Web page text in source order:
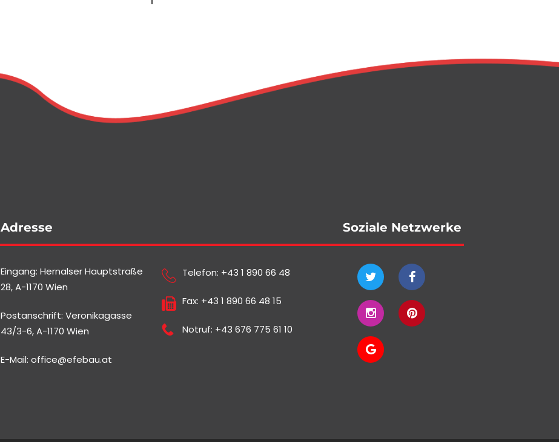
Adresse
Eingang: Hernalser Hauptstraße
28, A-1170 Wien
Postanschrift: Veronikagasse
43/3-6, A-1170 Wien
E-Mail: office@efebau.at
Telefon: +43 1 890 66 48
Fax: +43 1 890 66 48 15
Notruf: +43 676 775 61 10
Soziale Netzwerke